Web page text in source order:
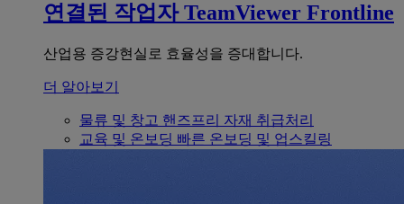
연결된 작업자 TeamViewer Frontline
산업용 증강현실로 효율성을 증대합니다.
더 알아보기
물류 및 창고 핸즈프리 자재 취급처리
교육 및 온보딩 빠른 온보딩 및 업스킬링